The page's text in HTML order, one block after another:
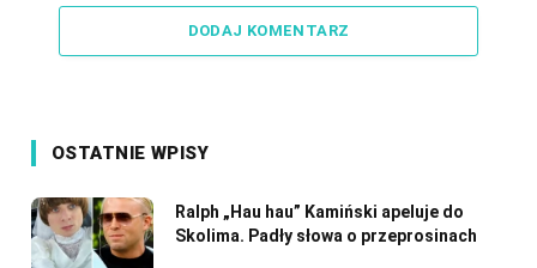
DODAJ KOMENTARZ
OSTATNIE WPISY
Ralph „Hau hau” Kamiński apeluje do
Skolima. Padły słowa o przeprosinach